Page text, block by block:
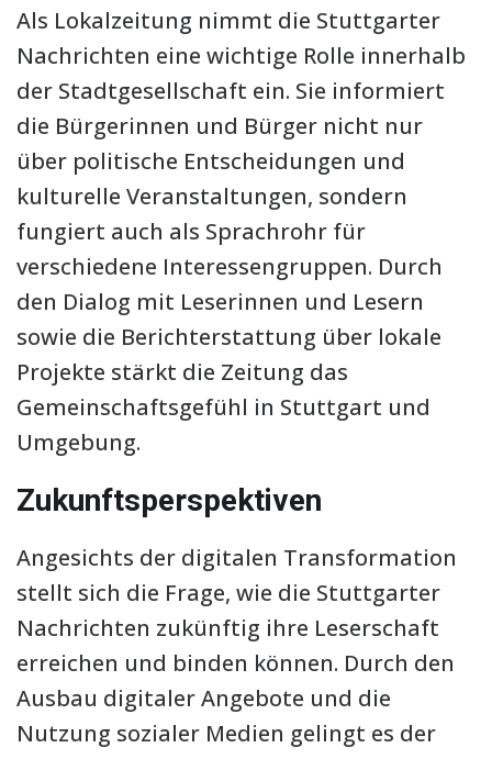
Als Lokalzeitung nimmt die Stuttgarter
Nachrichten eine wichtige Rolle innerhalb
der Stadtgesellschaft ein. Sie informiert
die Bürgerinnen und Bürger nicht nur
über politische Entscheidungen und
kulturelle Veranstaltungen, sondern
fungiert auch als Sprachrohr für
verschiedene Interessengruppen. Durch
den Dialog mit Leserinnen und Lesern
sowie die Berichterstattung über lokale
Projekte stärkt die Zeitung das
Gemeinschaftsgefühl in Stuttgart und
Umgebung.
Zukunftsperspektiven
Angesichts der digitalen Transformation
stellt sich die Frage, wie die Stuttgarter
Nachrichten zukünftig ihre Leserschaft
erreichen und binden können. Durch den
Ausbau digitaler Angebote und die
Nutzung sozialer Medien gelingt es der